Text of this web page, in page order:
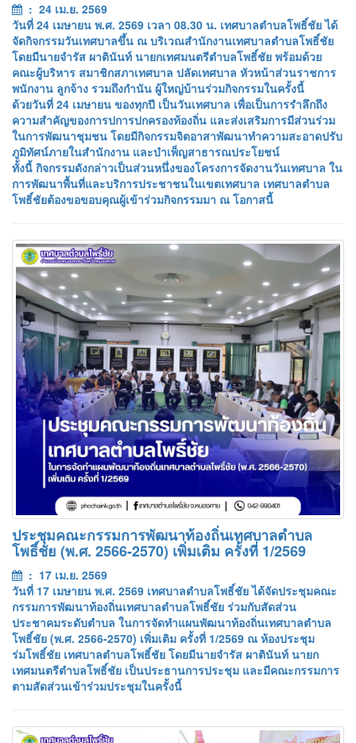
: 24 เม.ย. 2569
วันที่ 24 เมษายน พ.ศ. 2569 เวลา 08.30 น. เทศบาลตำบลโพธิ์ชัย ได้
จัดกิจกรรมวันเทศบาลขึ้น ณ บริเวณสำนักงานเทศบาลตำบลโพธิ์ชัย
โดยมีนายจำรัส ผาตินันท์ นายกเทศมนตรีตำบลโพธิ์ชัย พร้อมด้วย
คณะผู้บริหาร สมาชิกสภาเทศบาล ปลัดเทศบาล หัวหน้าส่วนราชการ
พนักงาน ลูกจ้าง รวมถึงกำนัน ผู้ใหญ่บ้านร่วมกิจกรรมในครั้งนี้
ด้วยวันที่ 24 เมษายน ของทุกปี เป็นวันเทศบาล เพื่อเป็นการรำลึกถึง
ความสำคัญของการปการปกครองท้องถิ่น และส่งเสริมการมีส่วนร่วม
ในการพัฒนาชุมชน โดยมีกิจกรรมจิตอาสาพัฒนาทำความสะอาดปรับ
ภูมิทัศน์ภายในสำนักงาน และบำเพ็ญสาธารณประโยชน์
ทั้งนี้ กิจกรรมดังกล่าวเป็นส่วนหนึ่งของโครงการจัดงานวันเทศบาล ใน
การพัฒนาพื้นที่และบริการประชาชนในเขตเทศบาล เทศบาลตำบล
โพธิ์ชัยต้องขอขอบคุณผู้เข้าร่วมกิจกรรมมา ณ โอกาสนี้
ประชุมคณะกรรมการพัฒนาท้องถิ่นเทศบาลตำบล
โพธิ์ชัย (พ.ศ. 2566-2570) เพิ่มเติม ครั้งที่ 1/2569
: 17 เม.ย. 2569
วันที่ 17 เมษายน พ.ศ. 2569 เทศบาลตำบลโพธิ์ชัย ได้จัดประชุมคณะ
กรรมการพัฒนาท้องถิ่นเทศบาลตำบลโพธิ์ชัย ร่วมกับสัดส่วน
ประชาคมระดับตำบล ในการจัดทำแผนพัฒนาท้องถิ่นเทศบาลตำบล
โพธิ์ชัย (พ.ศ. 2566-2570) เพิ่มเติม ครั้งที่ 1/2569 ณ ห้องประชุม
ร่มโพธิ์ชัย เทศบาลตำบลโพธิ์ชัย โดยมีนายจำรัส ผาตินันท์ นายก
เทศมนตรีตำบลโพธิ์ชัย เป็นประธานการประชุม และมีคณะกรรมการ
ตามสัดส่วนเข้าร่วมประชุมในครั้งนี้